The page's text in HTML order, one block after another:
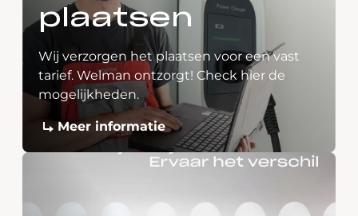
plaatsen
Wij verzorgen het plaatsen voor een vast
tarief. Welman ontzorgt! Check hier de
mogelijkheden.
Meer informatie